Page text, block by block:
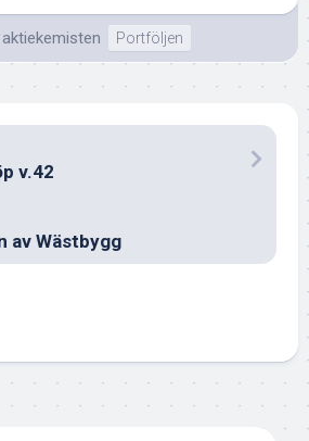
aktiekemisten Portföljen
v.42
av Wästbygg